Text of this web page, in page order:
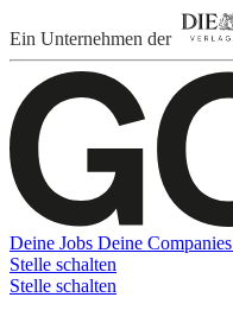
Ein Unternehmen der
Deine Jobs Deine Companies
Stelle schalten
Stelle schalten